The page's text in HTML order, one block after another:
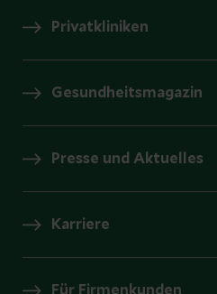
Privatkliniken
Gesundheitsmagazin
Presse und Aktuelles
Karriere
Für Firmenkunden